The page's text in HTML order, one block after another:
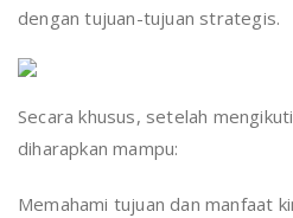
dengan tujuan-tujuan strategis.
Secara khusus, setelah
diharapkan mampu:
Memahami tujuan dan manfaat